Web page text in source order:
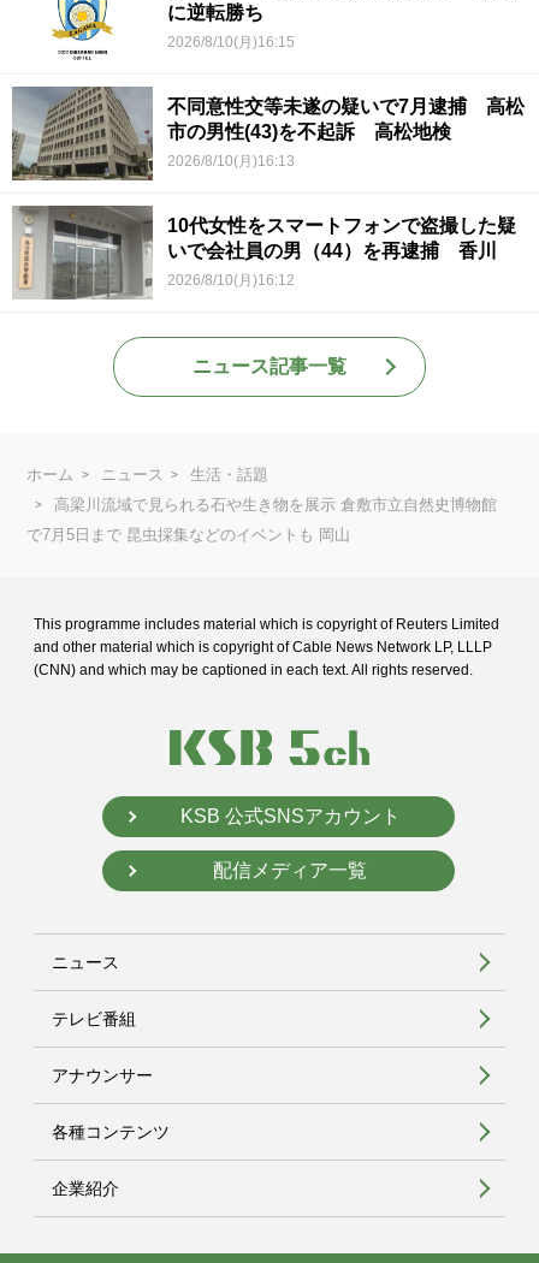
に逆転勝ち
2026/8/10(月)16:15
不同意性交等未遂の疑いで7月逮捕 高松
市の男性(43)を不起訴 高松地検
2026/8/10(月)16:13
10代女性をスマートフォンで盗撮した疑
いで会社員の男（44）を再逮捕 香川
2026/8/10(月)16:12
ニュース記事一覧
ホーム ニュース
生活・話題
高梁川流域で見られる石や生き物を展示 倉敷市立自然史博物館
で7月5日まで 昆虫採集などのイベントも 岡山
This programme includes material which is copyright of Reuters Limited
and other material which is copyright of Cable News Network LP, LLLP
(CNN) and which may be captioned in each text. All rights reserved.
KSB 公式SNSアカウント
配信メディア一覧
ニュース
テレビ番組
アナウンサー
各種コンテンツ
企業紹介